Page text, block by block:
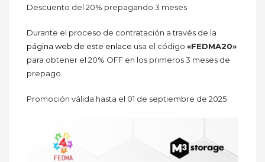
Descuento del 20% prepagando 3 meses
Durante el proceso de contratación a través de la
página web de este enlace usa el código «FEDMA20»
para obtener el 20% OFF en los primeros 3 meses de
prepago.
Promoción válida hasta el 01 de septiembre de 2025